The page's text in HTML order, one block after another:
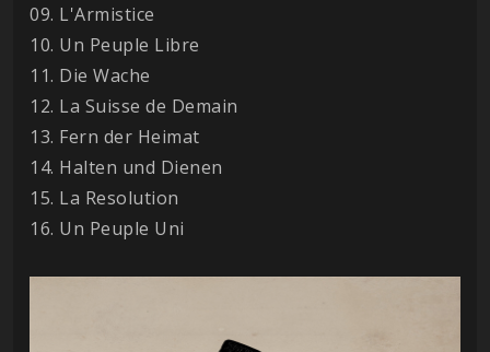
09. L'Armistice
10. Un Peuple Libre
11. Die Wache
12. La Suisse de Demain
13. Fern der Heimat
14. Halten und Dienen
15. La Resolution
16. Un Peuple Uni